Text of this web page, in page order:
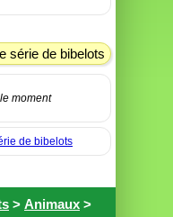
série de bibelots
moment
de bibelots
> Animaux >